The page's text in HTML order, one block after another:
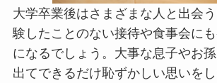
大学卒業後はさまざまな人と出会
験したことのない接待や食事会に
になるでしょう。大事な息子やお
出てできるだけ恥ずかしい思いをし